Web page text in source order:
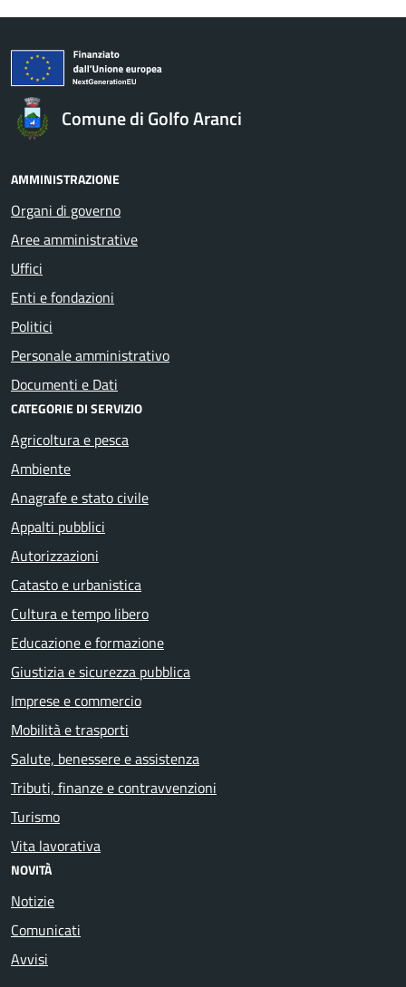
Comune di Golfo Aranci
AMMINISTRAZIONE
Organi di governo
Aree amministrative
Uffici
Enti e fondazioni
Politici
Personale amministrativo
Documenti e Dati
CATEGORIE DI SERVIZIO
Agricoltura e pesca
Ambiente
Anagrafe e stato civile
Appalti pubblici
Autorizzazioni
Catasto e urbanistica
Cultura e tempo libero
Educazione e formazione
Giustizia e sicurezza pubblica
Imprese e commercio
Mobilità e trasporti
Salute, benessere e assistenza
Tributi, finanze e contravvenzioni
Turismo
Vita lavorativa
NOVITÀ
Notizie
Comunicati
Avvisi